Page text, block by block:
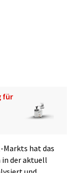
für
hat das
der aktuell